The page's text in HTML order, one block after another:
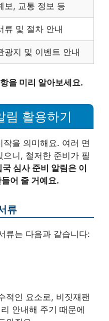
보, 교통 정보 등
류 및 절차 안내
광지 및 이벤트 안내
을 미리 알아보세요.
림 활용하기
을 의미해요. 여러 면
니, 철저한 준비가 필
심사 준비 알림은 이
어 줄 거예요.
류
류는 다음과 같습니다:
적인 요소로, 비짓재팬
안내해 주기 때문에